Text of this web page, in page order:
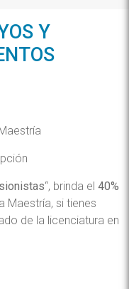
Y
“, brinda el 40%
Maestría, si tienes
de la licenciatura en